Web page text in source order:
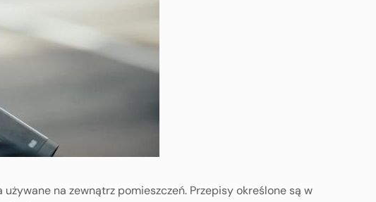
na zewnątrz pomieszczeń. Przepisy określone są w